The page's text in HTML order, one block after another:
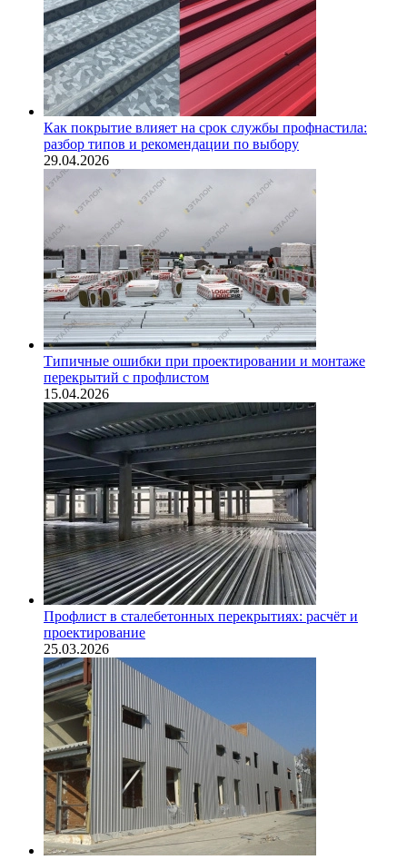
Как покрытие влияет на срок службы профнастила:
разбор типов и рекомендации по выбору
29.04.2026
Типичные ошибки при проектировании и монтаже
перекрытий с профлистом
15.04.2026
Профлист в сталебетонных перекрытиях: расчёт и
проектирование
25.03.2026